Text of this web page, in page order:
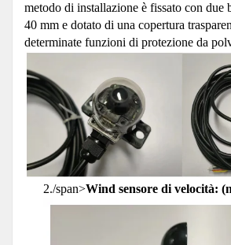
metodo di installazione è fissato con due
40 mm e dotato di una copertura
determinate funzioni di protezione da
2./span>Wind sensore di velocità: